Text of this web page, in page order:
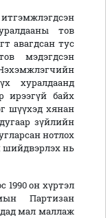
тов
авагдсан тус
мэдэгдсэн
хуралдаанд
ирээгүй байх
шүүхэд хянан
зүйлийн
нотлох
шийдвэрлэх нь
1990 он хүртэл
Партизан
мал маллаж